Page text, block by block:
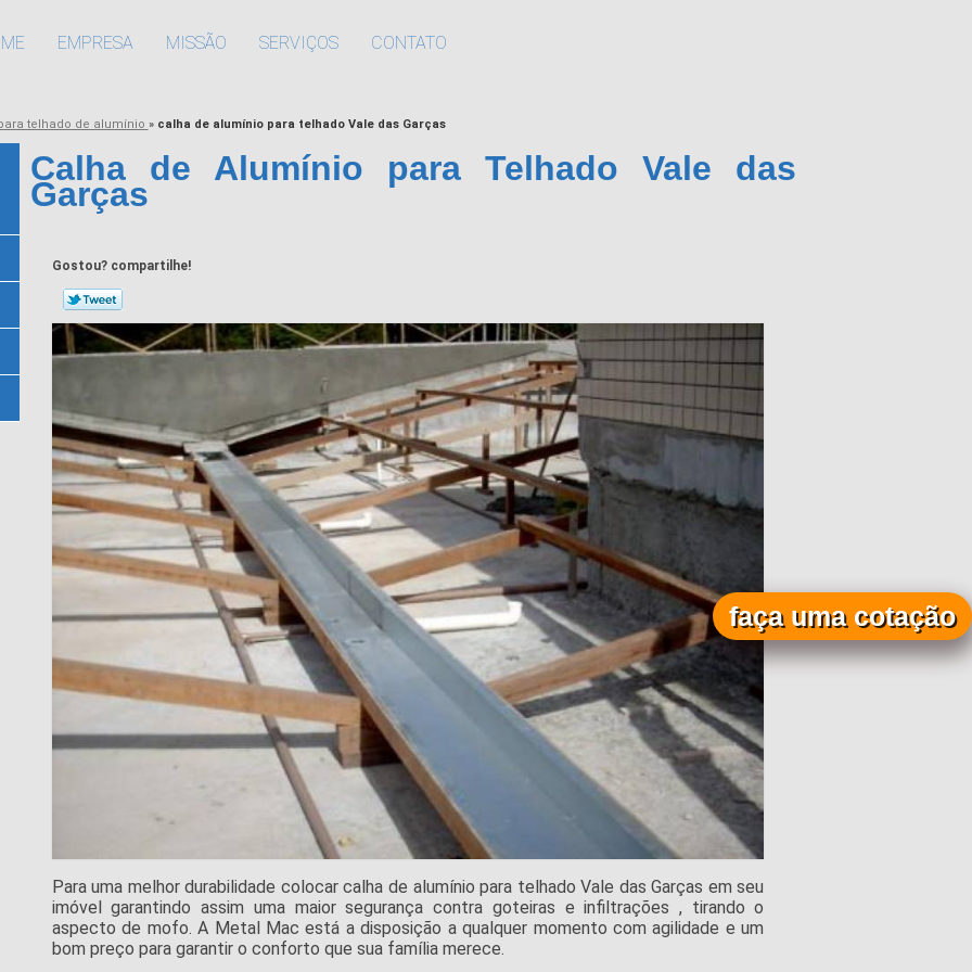
EMPRESA MISSÃO SERVIÇOS CONTATO
telhado de alumínio » calha de alumínio para telhado Vale das Garças
Calha de Alumínio para Telhado Vale das
Garças
Gostou? compartilhe!
Para uma melhor durabilidade colocar calha de alumínio para telhado Vale das Garças em seu
imóvel garantindo assim uma maior segurança contra goteiras e infiltrações , tirando o
aspecto de mofo. A Metal Mac está a disposição a qualquer momento com agilidade e um
bom preço para garantir o conforto que sua família merece.
faça uma cotação